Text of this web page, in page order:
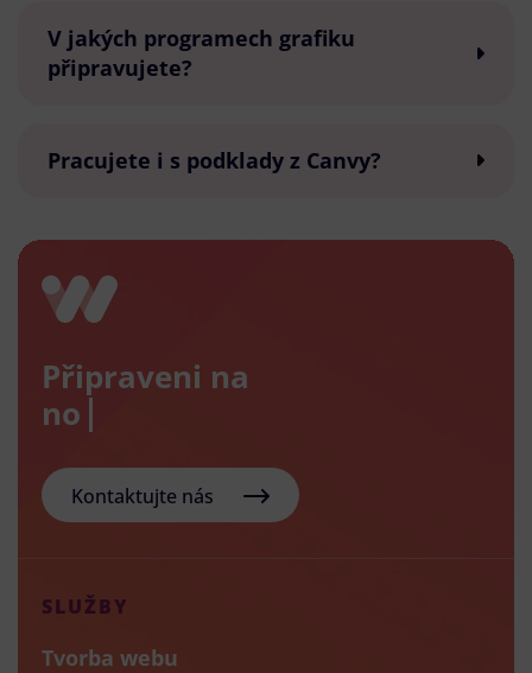
V jakých programech grafiku
připravujete?
Pracujete i s podklady z Canvy?
Připraveni na
nový e-
Kontaktujte nás
SLUŽBY
Tvorba webu